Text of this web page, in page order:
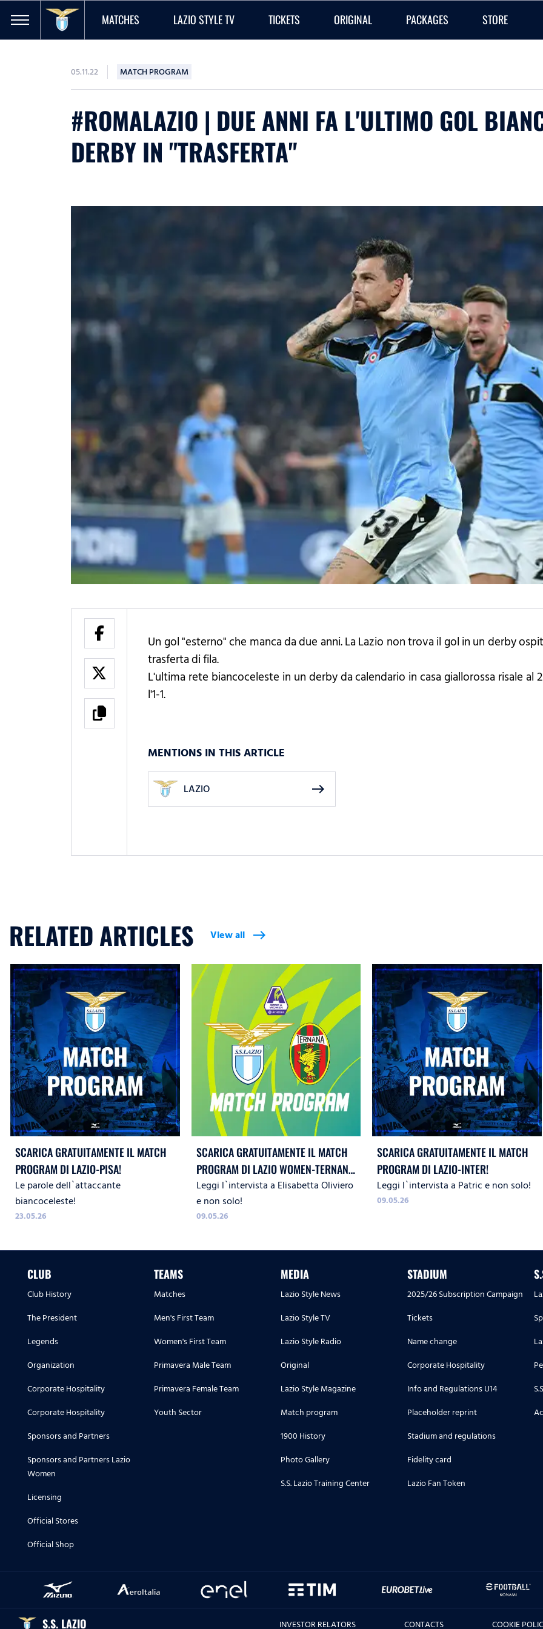
MATCHES LAZIO STYLE TV TICKETS ORIGINAL PACKAGES STORE
05.11.22 MATCH PROGRAM
#ROMALAZIO | DUE ANNI FA L'ULTIMO GOL
DERBY IN "TRASFERTA"
Un gol "esterno" che manca da due anni. La Lazio non trova il gol in un derby
trasferta di fila.
L'ultima rete biancoceleste in un derby da calendario in casa giallorossa risale al
l'1-1.
MENTIONS IN THIS ARTICLE
LAZIO east
RELATED ARTICLES View all east
SCARICA GRATUITAMENTE IL MATCH
PROGRAM DI LAZIO-PISA!
Le parole dell`attaccante
biancoceleste!
23.05.26
SCARICA GRATUITAMENTE IL MATCH
PROGRAM DI LAZIO WOMEN-TERNANA
WOMEN!
Leggi l`intervista a Elisabetta Oliviero
e non solo!
09.05.26
SCARICA GRATUITAMENTE IL MATCH
PROGRAM DI LAZIO-INTER!
Leggi l`intervista a Patric e non solo!
09.05.26
CLUB
Club History
The President
Legends
Organization
Corporate Hospitality
Corporate Hospitality
Sponsors and Partners
Sponsors and Partners Lazio
Women
Licensing
Official Stores
Official Shop
TEAMS
Matches
Men's First Team
Women's First Team
Primavera Male Team
Primavera Female Team
Youth Sector
MEDIA
Lazio Style News
Lazio Style TV
Lazio Style Radio
Original
Lazio Style Magazine
Match program
1900 History
Photo Gallery
S.S. Lazio Training Center
STADIUM
2025/26 Subscription Campaign
Tickets
Name change
Corporate Hospitality
Info and Regulations U14
Placeholder reprint
Stadium and regulations
Fidelity card
Lazio Fan Token
S.S. LAZIO INVESTOR RELATORS CONTACTS COOKIE